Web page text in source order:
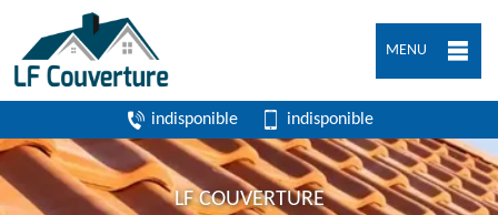
MENU
indisponible indisponible
LF COUVERTURE